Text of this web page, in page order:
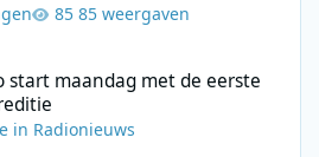
85 weergaven
start maandag met de eerste
in Radionieuws